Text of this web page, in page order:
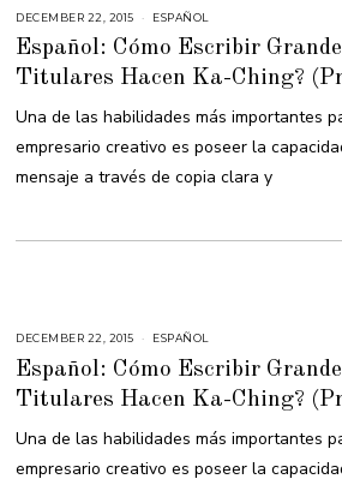
DECEMBER 22, 2015 D
C
M
R
7
2
ESPAÑOL
Español: Cómo Escribir
Titulares Hacen Ka-Ching?
Una de las habilidades más importantes
empresario creativo es poseer la
mensaje a través de copia clara y
DECEMBER 22, 2015 D
C
M
B
R
7
ESPAÑOL
Español: Cómo Escribir
Titulares Hacen Ka-Ching?
Una de las habilidades más importantes
empresario creativo es poseer la